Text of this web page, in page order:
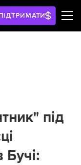
під
Бучі: